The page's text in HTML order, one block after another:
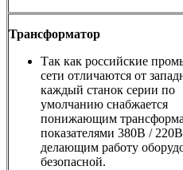
Трансформатор
Так как российские
сети отличаются от
каждый станок серии по
умолчанию снабжается
понижающим
показателями 380В /
делающим работу
безопасной.